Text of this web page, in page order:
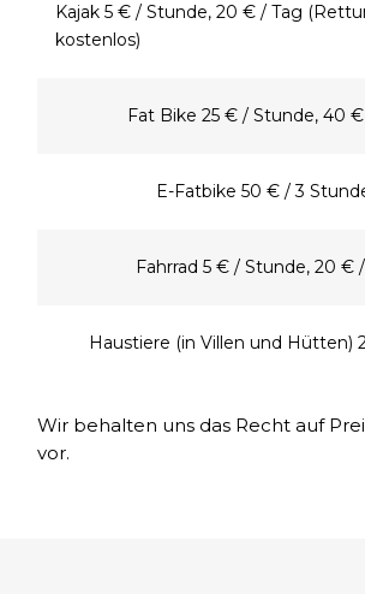
Kajak 5 € / Stunde, 20 € / Tag
kostenlos)
Fat Bike 25 € / Stunde, 40
E-Fatbike 50 € / 3
Fahrrad 5 € / Stunde, 20 €
Haustiere (in Villen und Hütten)
Wir behalten uns das Recht auf
vor.